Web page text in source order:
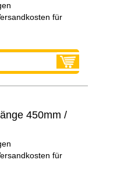
für
450mm /
für